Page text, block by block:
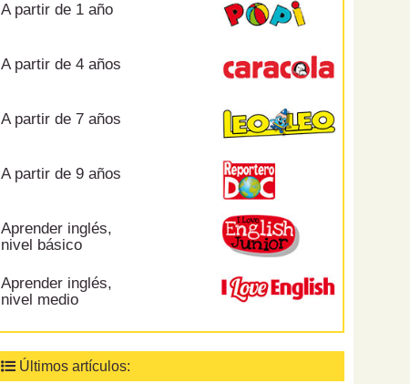
A partir de 1 año
A partir de 4 años
A partir de 7 años
A partir de 9 años
Aprender inglés,
nivel básico
Aprender inglés,
nivel medio
Últimos artículos: